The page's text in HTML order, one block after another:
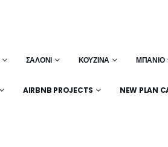
ΣΑΛΌΝΙ ΚΟΥΖΊΝΑ ΜΠΆΝΙΟ
AIRBNB PROJECTS NEW PLAN